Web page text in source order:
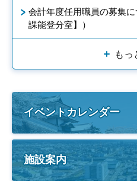
会計年度任用職員の募集
課能登分室】）
もっ
イベントカレンダー
施設案内